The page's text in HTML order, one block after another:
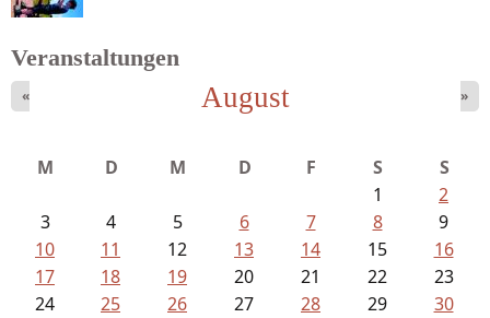
Fischer, Frank Maria - Von der...
Veranstaltungen
August
« »
M D M D F S
S
1
2
3
4 5 6 7 8
9
10
11 12 13 14 15
16
17
18 19 20 21 22
23
24
25 26 27 28 29
30